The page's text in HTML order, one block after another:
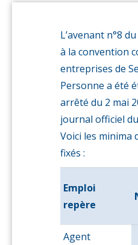
L’avenant n°8
à la convention
entreprises de
Personne a été
arrêté du 2 mai
journal officiel
Voici les minima
fixés :
Emploi
repère
Agent